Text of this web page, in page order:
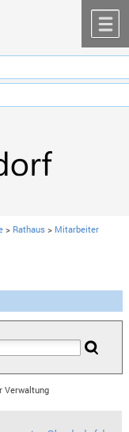
> Rathaus > Mitarbeiter
Verwaltung